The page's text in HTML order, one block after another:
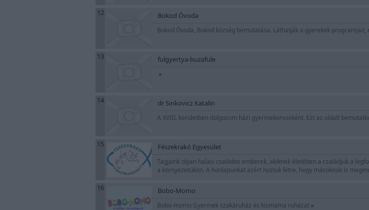
12 Bokod Óvoda
Bokod Óvoda, Bokod község bemutatása. Láthatják a gyerekek
13 fulgyertya-buzafule
»
14 dr Sinkovicz Katalin
A XVIII. kerületben dolgozom házi gyermekorvosként. Ezt az oldalt
15 Fészekrakó Egyesület
Tagjaink olyan halasi családos emberek, akiknek életében a családjuk a
a környezetükön. A honlapunkat azért hoztuk létre, hogy másoknak is
16 Bobo-Momo
Bobo-momo Gyermek szakáruház és kismama ruházat »